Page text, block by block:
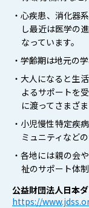
・心疾患、消化器
し最近は医学の
なっています。
・学齢期は地元の
・大人になると生
よるサポートを
に渡ってさまざ
・小児慢性特定疾
ミュニティなど
・各地には親の会
祉のサポート体
公益財団法人日本
https://